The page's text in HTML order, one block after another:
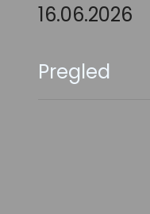
16.06.2026
Pregled